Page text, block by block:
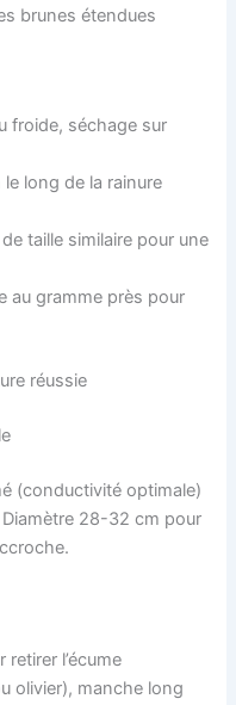
brunes étendues
froide, séchage sur
le long de la rainure
taille similaire pour une
au gramme près pour
réussie
(conductivité optimale)
28-32 cm pour
l’écume
olivier), manche long